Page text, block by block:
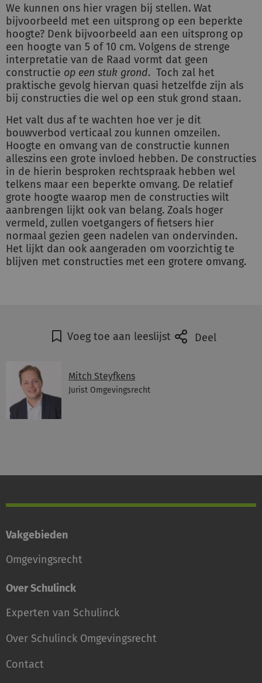
We kunnen ons hier vragen bij stellen. Wat
bijvoorbeeld met een uitsprong op een beperkte
hoogte? Denk bijvoorbeeld aan een uitsprong op
een hoogte van 5 of 10 cm. Volgens de strenge
interpretatie van de Raad vormt dat geen
constructie op een stuk grond. Toch zal het
praktische gevolg hiervan quasi hetzelfde zijn als
bij constructies die wel op een stuk grond staan.
Het valt dus af te wachten hoe ver je dit
bouwverbod verticaal zou kunnen omzeilen.
Hoogte en omvang van de constructie kunnen
alleszins een grote invloed hebben. De constructies
in de hierin besproken rechtspraak hebben wel
telkens maar een beperkte omvang. De relatief
grote hoogte waarop men de constructies wilt
aanbrengen lijkt ook van belang. Zoals hoger
vermeld, zullen voetgangers of fietsers hier
normaal gezien geen nadelen van ondervinden.
Het lijkt dan ook aangeraden om voorzichtig te
blijven met constructies met een grotere omvang.
Voeg toe aan leeslijst Deel
Mitch Steyfkens
Jurist Omgevingsrecht
Vakgebieden
Omgevingsrecht
Over Schulinck
Experten van Schulinck
Over Schulinck Omgevingsrecht
Contact